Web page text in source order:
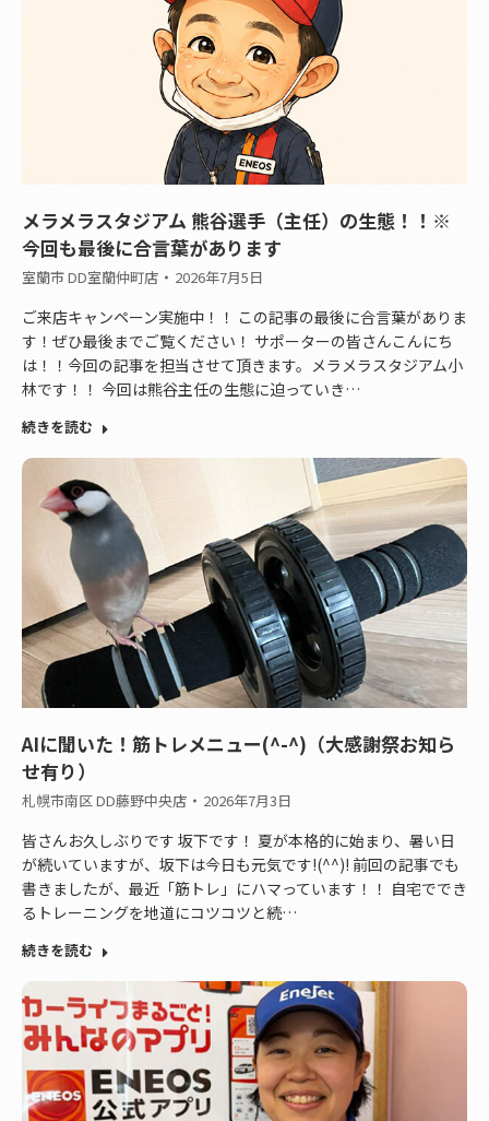
メラメラスタジアム 熊谷選手（主任）の生態！！※
今回も最後に合言葉があります
室蘭市 DD室蘭仲町店 2026年7月5日
ご来店キャンペーン実施中！！ この記事の最後に合言葉がありま
す！ぜひ最後までご覧ください！ サポーターの皆さんこんにち
は！！今回の記事を担当させて頂きます。メラメラスタジアム小
林です！！ 今回は熊谷主任の生態に迫っていき…
続きを読む
AIに聞いた！筋トレメニュー(^-^)（大感謝祭お知ら
せ有り）
札幌市南区 DD藤野中央店 2026年7月3日
皆さんお久しぶりです 坂下です！ 夏が本格的に始まり、暑い日
が続いていますが、坂下は今日も元気です!(^^)! 前回の記事でも
書きましたが、最近「筋トレ」にハマっています！！ 自宅ででき
るトレーニングを地道にコツコツと続…
続きを読む